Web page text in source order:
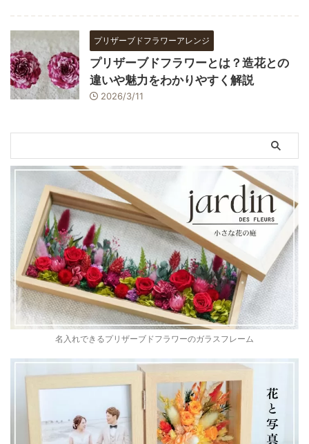
プリザーブドフラワーアレンジ
プリザーブドフラワーとは？造花との
違いや魅力をわかりやすく解説
2026/3/11
名入れできるプリザーブドフラワーのガラスフレーム